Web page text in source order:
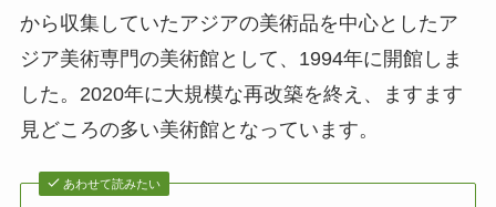
から収集していたアジアの美術品を中心としたア
ジア美術専門の美術館として、1994年に開館しま
した。2020年に大規模な再改築を終え、ますます
見どころの多い美術館となっています。
あわせて読みたい